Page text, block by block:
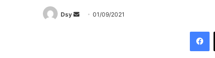
Dsy
Send01/09/2021